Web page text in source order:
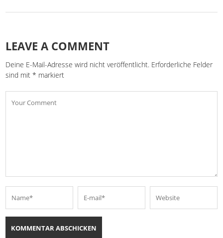
LEAVE A COMMENT
Deine E-Mail-Adresse wird nicht veröffentlicht. Erforderliche Felder
sind mit* markiert